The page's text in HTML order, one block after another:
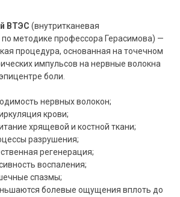
ВТЭС (внутритканевая
методике профессора Герасимова) —
процедура, основанная на точечном
импульсов на нервные волокна
боли.
нервных волокон;
крови;
хрящевой и костной ткани;
разрушения;
регенерация;
воспаления;
спазмы;
болевые ощущения вплоть до